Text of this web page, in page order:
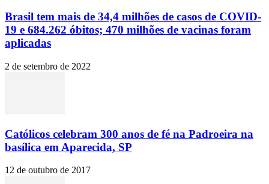
Brasil tem mais de 34,4 milhões de casos de COVID-
19 e 684.262 óbitos; 470 milhões de vacinas foram
aplicadas
2 de setembro de 2022
Católicos celebram 300 anos de fé na Padroeira na
basílica em Aparecida, SP
12 de outubro de 2017